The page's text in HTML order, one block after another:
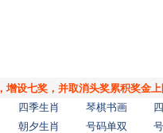
增设七奖，并取消头奖累积奖金
四季生肖 琴棋书画
朝夕生肖 号码单双